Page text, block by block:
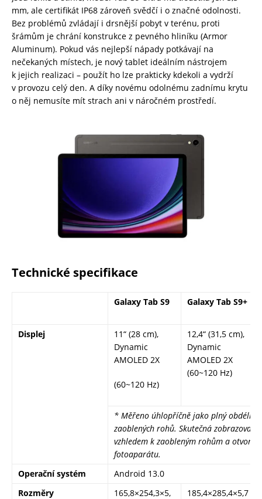
mm, ale certifikát IP68 zároveň svědčí i o značné odolnosti.
Bez problémů zvládají i drsnější pobyt v terénu, proti
šrámům je chrání konstrukce z pevného hliníku (Armor
Aluminum). Pokud vás nejlepší nápady potkávají na
nečekaných místech, je nový tablet ideálním nástrojem
k jejich realizaci – použít ho lze prakticky kdekoli a vydrží
v provozu celý den. A díky novému odolnému zadnímu krytu
o něj nemusíte mít strach ani v náročném prostředí.
Technické specifikace
Galaxy Tab S9 Galaxy Tab S9+
Displej
11“ (28 cm),
Dynamic
AMOLED 2X
(60~120 Hz)
12,4“ (31,5 cm),
Dynamic
AMOLED 2X
(60~120 Hz)
* Měřeno úhlopříčně jako plný
zaoblených rohů. Skutečná zobrazovací
vzhledem k zaobleným rohům a otvoru
fotoaparátu.
Operační systém
Android 13.0
Rozměry
165,8×254,3×5, 185,4×285,4×5,7